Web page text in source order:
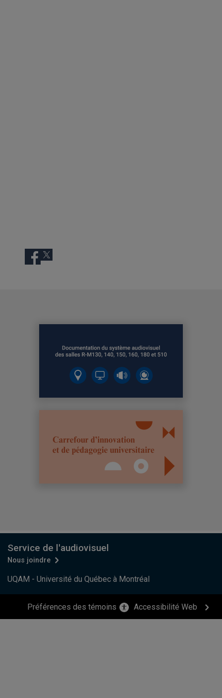
Facebook
Twitter
UQAM - Université du Québec à Montréal
Service de l'audiovisuel
Nous joindre
Préférences des témoins Accessibilité Web